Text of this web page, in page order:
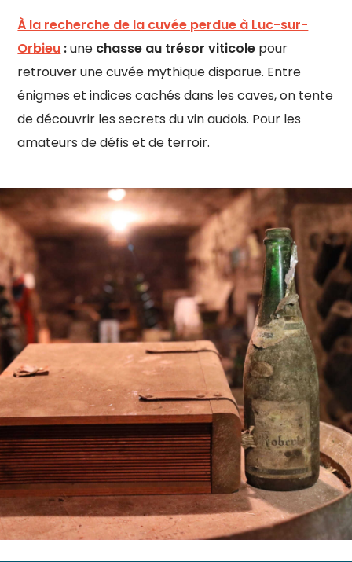
À la recherche de la cuvée perdue à Luc-sur-
Orbieu :une chasse au trésor viticole pour
retrouver une cuvée mythique disparue. Entre
énigmes et indices cachés dans les caves, on tente
de découvrir les secrets du vin audois. Pour les
amateurs de défis et de terroir.